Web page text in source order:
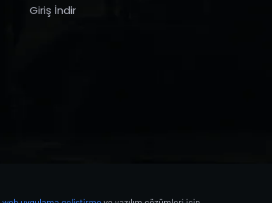
Giriş İndir